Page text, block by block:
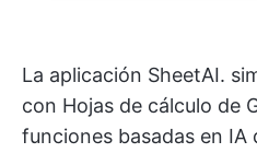
La aplicación SheetAI.
con Hojas de cálculo de
funciones basadas en IA